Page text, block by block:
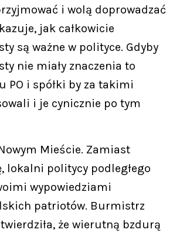
i wolą doprowadzać
jak całkowicie
są ważne w polityce. Gdyby
nie miały znaczenia to
PO i spółki by za takimi
i je cynicznie po tym
Mieście. Zamiast
lokalni politycy podległego
wypowiedziami
patriotów. Burmistrz
że wierutną bzdurą